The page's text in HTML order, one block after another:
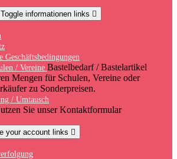
Toggle informationen links 
Geschäftsbedingungen
/ Vereine Bastelbedarf / Bastelartikel
Mengen für Schulen, Vereine oder
zu Sonderpreisen.
/ Umtausch
Sie unser Kontaktformular
your account links 